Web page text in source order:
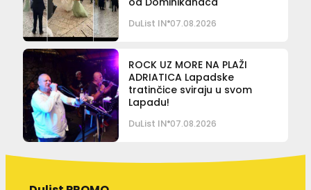
DuList IN 07.08.2026
ROCK UZ MORE NA PLAŽI
ADRIATICA Lapadske
tratinčice sviraju u svom
Lapadu!
DuList IN 07.08.2026